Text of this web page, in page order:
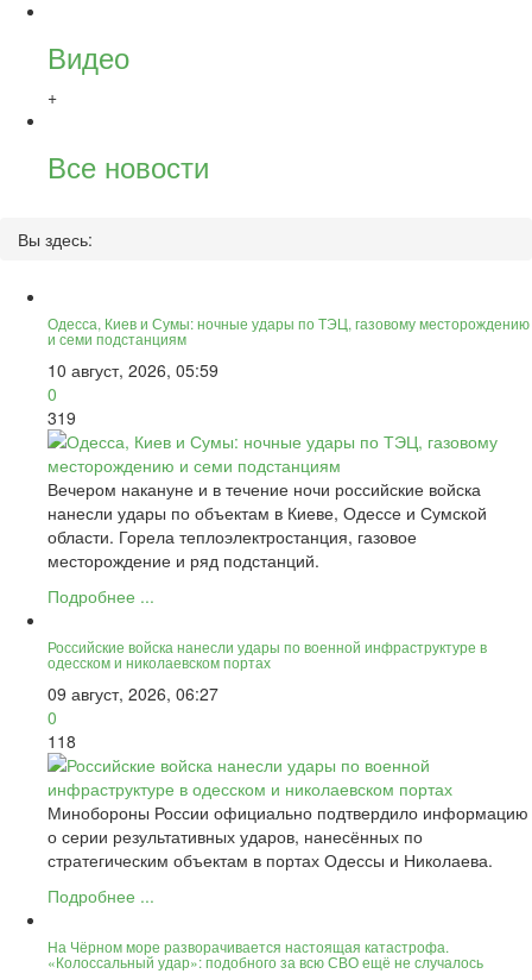
Видео
+
Все новости
Вы здесь:
Одесса, Киев и Сумы: ночные удары по ТЭЦ, газовому месторождению
и семи подстанциям
10 август, 2026, 05:59
0
319
Вечером накануне и в течение ночи российские войска
нанесли удары по объектам в Киеве, Одессе и Сумской
области. Горела теплоэлектростанция, газовое
месторождение и ряд подстанций.
Подробнее ...
Российские войска нанесли удары по военной инфраструктуре в
одесском и николаевском портах
09 август, 2026, 06:27
0
118
Минобороны России официально подтвердило информацию
о серии результативных ударов, нанесённых по
стратегическим объектам в портах Одессы и Николаева.
Подробнее ...
На Чёрном море разворачивается настоящая катастрофа.
«Колоссальный удар»: подобного за всю СВО ещё не случалось